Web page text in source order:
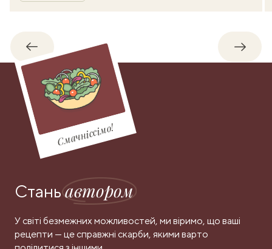
Назад
Смачніссімо!
Станьавтором
У світі безмежних можливостей, ми віримо, що ваші
рецепти — це справжні скарби, якими варто